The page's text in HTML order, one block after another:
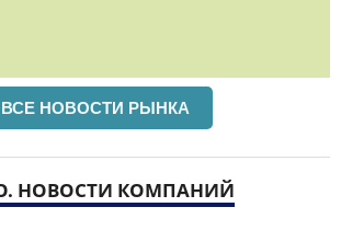
ВСЕ НОВОСТИ РЫНКА
НОВОСТИ КОМПАНИЙ